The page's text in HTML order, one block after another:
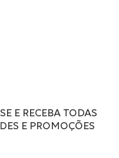
E RECEBA TODAS
E PROMOÇÕES